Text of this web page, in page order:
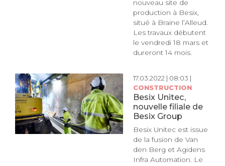
nouveau site de
production à Besix,
situé à Braine l’Alleud.
Les travaux débutent
le vendredi 18 mars et
dureront 14 mois.
17.03.2022 | 08:03 |
CONSTRUCTION
Besix Unitec,
nouvelle filiale de
Besix Group
Besix Unitec est issue
de la fusion de Van
den Berg et Agidens
Infra Automation. Le